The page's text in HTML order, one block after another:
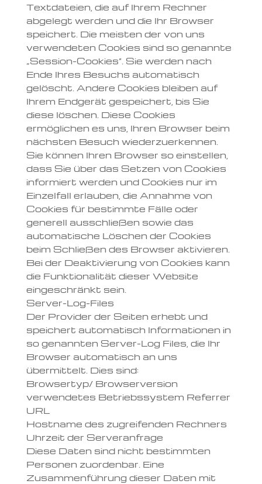
Textdateien, die auf Ihrem Rechner
abgelegt werden und die Ihr Browser
speichert. Die meisten der von uns
verwendeten Cookies sind so genannte
„Session-Cookies“. Sie werden nach
Ende Ihres Besuchs automatisch
gelöscht. Andere Cookies bleiben auf
Ihrem Endgerät gespeichert, bis Sie
diese löschen. Diese Cookies
ermöglichen es uns, Ihren Browser beim
nächsten Besuch wiederzuerkennen.
Sie können Ihren Browser so einstellen,
dass Sie über das Setzen von Cookies
informiert werden und Cookies nur im
Einzelfall erlauben, die Annahme von
Cookies für bestimmte Fälle oder
generell ausschließen sowie das
automatische Löschen der Cookies
beim Schließen des Browser aktivieren.
Bei der Deaktivierung von Cookies kann
die Funktionalität dieser Website
eingeschränkt sein.
Server-Log-Files
Der Provider der Seiten erhebt und
speichert automatisch Informationen in
so genannten Server-Log Files, die Ihr
Browser automatisch an uns
übermittelt. Dies sind:
Browsertyp/ Browserversion
verwendetes Betriebssystem Referrer
URL
Hostname des zugreifenden Rechners
Uhrzeit der Serveranfrage
Diese Daten sind nicht bestimmten
Personen zuordenbar. Eine
Zusammenführung dieser Daten mit